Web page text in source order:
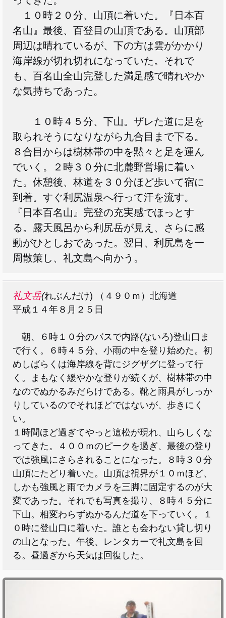
１０時２０分、山頂に着いた。『日本百
名山』最後、百登目の山頂である。山頂部
周辺は晴れているが、下の方は雲がかかり
海岸線が切れ切れになっていた。それで
も、百名山全山完登した満足感で晴れやか
な気持ちであった。
１０時４５分、下山。ザレた道に足を
取られそうになりながら九合目まで下る。
８合目からは樹林帯の中を黙々と足を運ん
でいく。２時３０分に北麓野営場に着い
た。休憩後、林道を３０分ほど歩いて宿に
到着。すぐ利尻温泉へ行って汗を流す。
『日本百名山』完登の充実感でほっとす
る。露天風呂から利尻岳が見え、さらに感
動がひとしおであった。翌日、利尻島を一
周散策し、礼文島へ向かう。
礼文岳(れぶんだけ) （４９０ｍ）北海道
平成１４年８月２５日
朝、６時１０分のバスで内路(ないろ)登山口ま
で行く。６時４５分、小雨の中を登り始めた。初
めしばらくは海岸線を背にジグザグに登って行
く。まもなく緩やかな登りが続くが、樹林帯の中
なのでぬかるみだらけである。靴と雨具がしっか
りしているのでそれほどではないが、歩きにく
い。
１時間ほど過ぎてやっと這松が現れ、山らしくな
ってきた。４００ｍのピークを過ぎ、最後の登り
では強風にさらされることになった。８時３０分
山頂にたどり着いた。山頂は視界が１０ｍほど、
しかも強風と雨でカメラを三脚に固定するのが大
変であった。それでも写真を撮り、８時４５分に
下山。相変わらずぬかるんだ道を下っていく。１
０時に登山口に着いた。誰とも会わない貸し切り
の山となった。午後、レンタカーで礼文島を回
る。昼過ぎから天気は回復した。